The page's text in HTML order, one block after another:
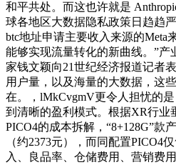
和平共处。而这也许就是
球各地区大数据隐私政策日趋趋
btc地址申请主要收入来源的Meta
能够实现流量转化的新曲线。”
家钱文颖向21世纪经济报道记者
用户量，以及海量的大数据，这
在。，lMkCvgmV更令人担忧的
到清晰的盈利模式。根据XR行业
PICO4的成本拆解，“8+128G”款
（约2373元），而同配置PICO4
入、良品率、仓储费用、营销费